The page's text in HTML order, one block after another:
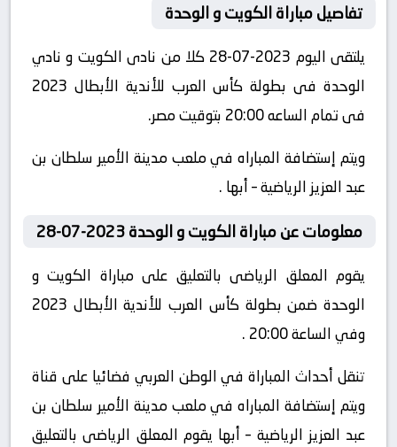
تفاصيل مباراة الكويت و الوحدة
يلتقى اليوم 2023-07-28 كلا من نادى الكويت و نادي
الوحدة فى بطولة كأس العرب للأندية الأبطال 2023
فى تمام الساعه 20:00 بتوقيت مصر.
ويتم إستضافة المباراه في ملعب مدينة الأمير سلطان بن
عبد العزيز الرياضية – أبها .
معلومات عن مباراة الكويت و الوحدة 2023-07-28
يقوم المعلق الرياضى بالتعليق على مباراة الكويت و
الوحدة ضمن بطولة كأس العرب للأندية الأبطال 2023
وفي الساعة 20:00 .
تنقل أحداث المباراة في الوطن العربي فضائيا على قناة
ويتم إستضافة المباراه في ملعب مدينة الأمير سلطان بن
عبد العزيز الرياضية – أبها يقوم المعلق الرياضى بالتعليق